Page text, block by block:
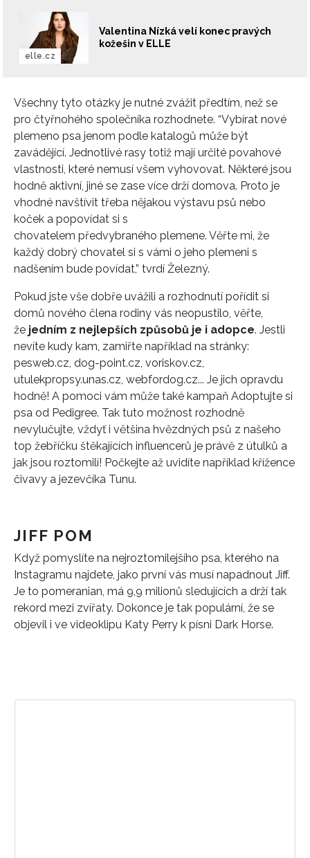
Valentina Nízká velí konec pravých
kožešin v ELLE
elle.cz
Všechny tyto otázky je nutné zvážit předtím, než se
pro čtyřnohého společníka rozhodnete. “Vybírat nové
plemeno psa jenom podle katalogů může být
zavádějící. Jednotlivé rasy totiž mají určité povahové
vlastnosti, které nemusí všem vyhovovat. Některé jsou
hodně aktivní, jiné se zase více drží domova. Proto je
vhodné navštívit třeba nějakou výstavu psů nebo
koček a popovídat si s
chovatelem předvybraného plemene. Věřte mi, že
každý dobrý chovatel si s vámi o jeho plemeni s
nadšením bude povídat,” tvrdí Železný.
Pokud jste vše dobře uvážili a rozhodnutí pořídit si
domů nového člena rodiny vás neopustilo, věřte,
že jedním z nejlepších způsobů je i adopce. Jestli
nevíte kudy kam, zamiřte například na stránky:
pesweb.cz, dog-point.cz, voriskov.cz,
utulekpropsy.unas.cz, webfordog.cz... Je jich opravdu
hodně! A pomoci vám může také kampaň Adoptujte si
psa od Pedigree. Tak tuto možnost rozhodně
nevylučujte, vždyť i většina hvězdných psů z našeho
top žebříčku štěkajících influencerů je právě z útulků a
jak jsou roztomilí! Počkejte až uvidíte například křížence
čivavy a jezevčíka Tunu.
JIFF POM
Když pomyslíte na nejroztomilejšího psa, kterého na
Instagramu najdete, jako první vás musí napadnout Jiff.
Je to pomeranian, má 9,9 milionů sledujících a drží tak
rekord mezi zvířaty. Dokonce je tak populární, že se
objevil i ve videoklipu Katy Perry k písni Dark Horse.